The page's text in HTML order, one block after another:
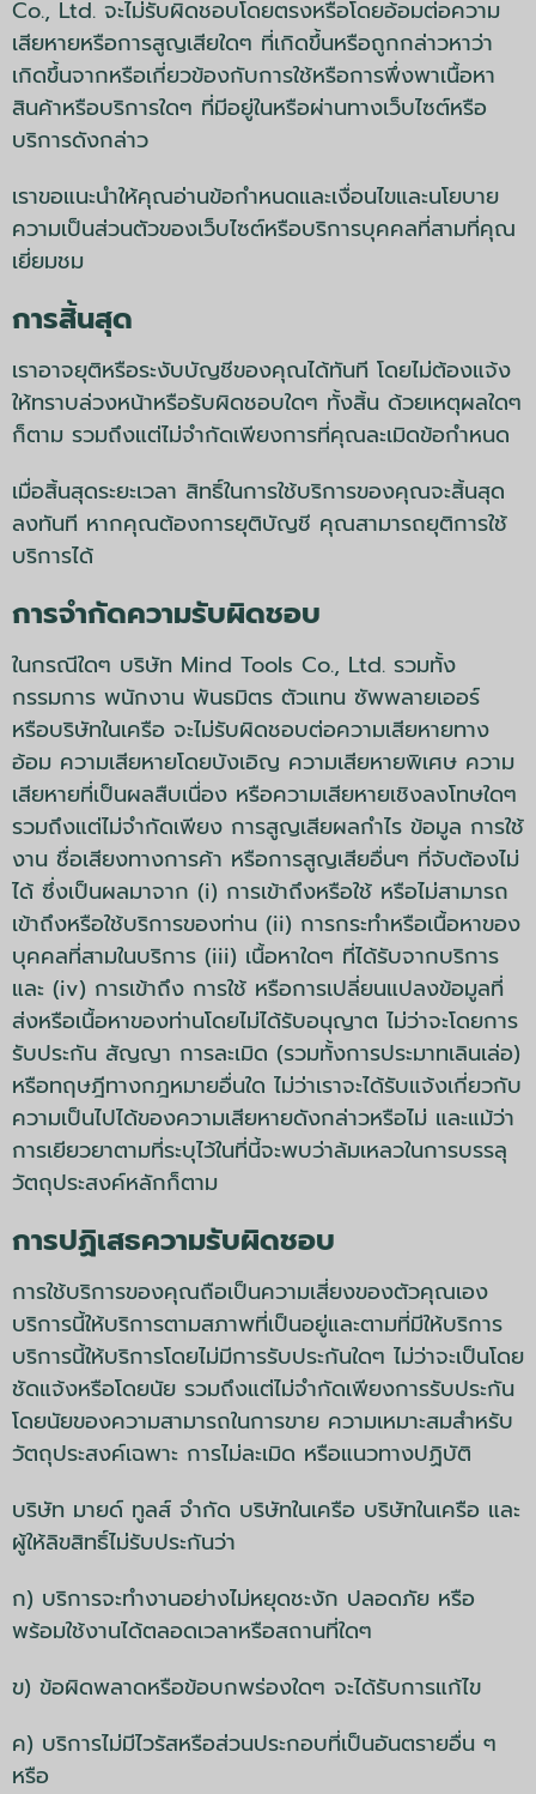
Co., Ltd. จะไม่รับผิดชอบโดยตรงหรือโดยอ้อมต่อความ
เสียหายหรือการสูญเสียใดๆ ที่เกิดขึ้นหรือถูกกล่าวหาว่า
เกิดขึ้นจากหรือเกี่ยวข้องกับการใช้หรือการพึ่งพาเนื้อหา
สินค้าหรือบริการใดๆ ที่มีอยู่ในหรือผ่านทางเว็บไซต์หรือ
บริการดังกล่าว
เราขอแนะนำให้คุณอ่านข้อกำหนดและเงื่อนไขและนโยบาย
ความเป็นส่วนตัวของเว็บไซต์หรือบริการบุคคลที่สามที่คุณ
เยี่ยมชม
การสิ้นสุด
เราอาจยุติหรือระงับบัญชีของคุณได้ทันที โดยไม่ต้องแจ้ง
ให้ทราบล่วงหน้าหรือรับผิดชอบใดๆ ทั้งสิ้น ด้วยเหตุผลใดๆ
ก็ตาม รวมถึงแต่ไม่จำกัดเพียงการที่คุณละเมิดข้อกำหนด
เมื่อสิ้นสุดระยะเวลา สิทธิ์ในการใช้บริการของคุณจะสิ้นสุด
ลงทันที หากคุณต้องการยุติบัญชี คุณสามารถยุติการใช้
บริการได้
การจำกัดความรับผิดชอบ
ในกรณีใดๆ บริษัท Mind Tools Co., Ltd. รวมทั้ง
กรรมการ พนักงาน พันธมิตร ตัวแทน ซัพพลายเออร์
หรือบริษัทในเครือ จะไม่รับผิดชอบต่อความเสียหายทาง
อ้อม ความเสียหายโดยบังเอิญ ความเสียหายพิเศษ ความ
เสียหายที่เป็นผลสืบเนื่อง หรือความเสียหายเชิงลงโทษใดๆ
รวมถึงแต่ไม่จำกัดเพียง การสูญเสียผลกำไร ข้อมูล การใช้
งาน ชื่อเสียงทางการค้า หรือการสูญเสียอื่นๆ ที่จับต้องไม่
ได้ ซึ่งเป็นผลมาจาก (i) การเข้าถึงหรือใช้ หรือไม่สามารถ
เข้าถึงหรือใช้บริการของท่าน (ii) การกระทำหรือเนื้อหาของ
บุคคลที่สามในบริการ (iii) เนื้อหาใดๆ ที่ได้รับจากบริการ
และ (iv) การเข้าถึง การใช้ หรือการเปลี่ยนแปลงข้อมูลที่
ส่งหรือเนื้อหาของท่านโดยไม่ได้รับอนุญาต ไม่ว่าจะโดยการ
รับประกัน สัญญา การละเมิด (รวมทั้งการประมาทเลินเล่อ)
หรือทฤษฎีทางกฎหมายอื่นใด ไม่ว่าเราจะได้รับแจ้งเกี่ยวกับ
ความเป็นไปได้ของความเสียหายดังกล่าวหรือไม่ และแม้ว่า
การเยียวยาตามที่ระบุไว้ในที่นี้จะพบว่าล้มเหลวในการบรรลุ
วัตถุประสงค์หลักก็ตาม
การปฏิเสธความรับผิดชอบ
การใช้บริการของคุณถือเป็นความเสี่ยงของตัวคุณเอง
บริการนี้ให้บริการตามสภาพที่เป็นอยู่และตามที่มีให้บริการ
บริการนี้ให้บริการโดยไม่มีการรับประกันใดๆ ไม่ว่าจะเป็นโดย
ชัดแจ้งหรือโดยนัย รวมถึงแต่ไม่จำกัดเพียงการรับประกัน
โดยนัยของความสามารถในการขาย ความเหมาะสมสำหรับ
วัตถุประสงค์เฉพาะ การไม่ละเมิด หรือแนวทางปฏิบัติ
บริษัท มายด์ ทูลส์ จำกัด บริษัทในเครือ บริษัทในเครือ และ
ผู้ให้ลิขสิทธิ์ไม่รับประกันว่า
ก) บริการจะทำงานอย่างไม่หยุดชะงัก ปลอดภัย หรือ
พร้อมใช้งานได้ตลอดเวลาหรือสถานที่ใดๆ
ข) ข้อผิดพลาดหรือข้อบกพร่องใดๆ จะได้รับการแก้ไข
ค) บริการไม่มีไวรัสหรือส่วนประกอบที่เป็นอันตรายอื่น ๆ
หรือ